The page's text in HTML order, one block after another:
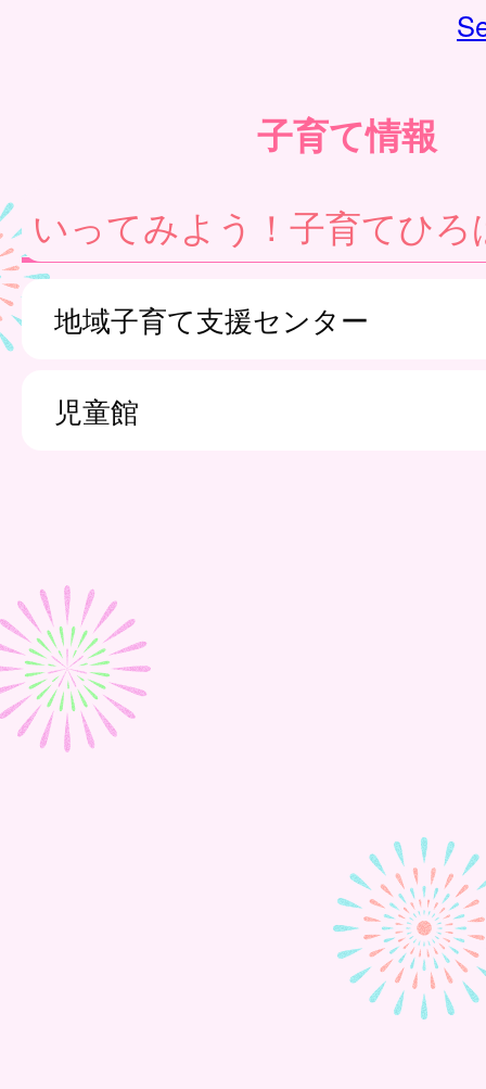
子育て情報
いってみよう！子育てひろ
地域子育て支援センター
児童館